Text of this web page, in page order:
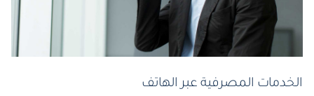
الخدمات المصرفية عبر الهاتف